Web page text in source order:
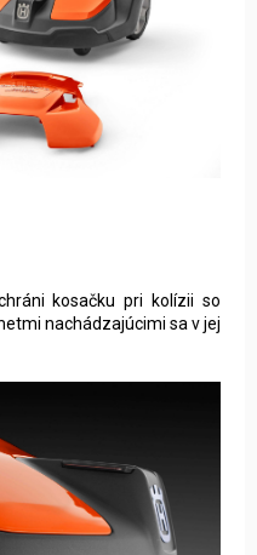
kosačku pri kolízii so
nachádzajúcimi sa v jej